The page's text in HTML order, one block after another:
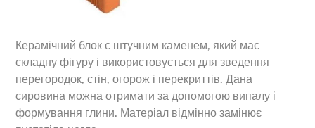
Керамічний блок є штучним каменем, який має
складну фігуру і використовується для зведення
перегородок, стін, огорож і перекриттів. Дана
сировина можна отримати за допомогою випалу і
формування глини. Матеріал відмінно замінює